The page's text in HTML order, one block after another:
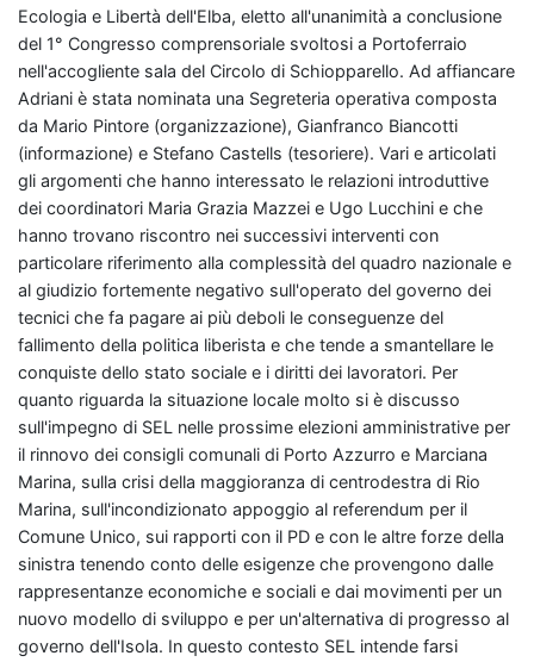
Ecologia e Libertà dell'Elba, eletto all'unanimità a conclusione
del 1° Congresso comprensoriale svoltosi a Portoferraio
nell'accogliente sala del Circolo di Schiopparello. Ad affiancare
Adriani è stata nominata una Segreteria operativa composta
da Mario Pintore (organizzazione), Gianfranco Biancotti
(informazione) e Stefano Castells (tesoriere). Vari e articolati
gli argomenti che hanno interessato le relazioni introduttive
dei coordinatori Maria Grazia Mazzei e Ugo Lucchini e che
hanno trovano riscontro nei successivi interventi con
particolare riferimento alla complessità del quadro nazionale e
al giudizio fortemente negativo sull'operato del governo dei
tecnici che fa pagare ai più deboli le conseguenze del
fallimento della politica liberista e che tende a smantellare le
conquiste dello stato sociale e i diritti dei lavoratori. Per
quanto riguarda la situazione locale molto si è discusso
sull'impegno di SEL nelle prossime elezioni amministrative per
il rinnovo dei consigli comunali di Porto Azzurro e Marciana
Marina, sulla crisi della maggioranza di centrodestra di Rio
Marina, sull'incondizionato appoggio al referendum per il
Comune Unico, sui rapporti con il PD e con le altre forze della
sinistra tenendo conto delle esigenze che provengono dalle
rappresentanze economiche e sociali e dai movimenti per un
nuovo modello di sviluppo e per un'alternativa di progresso al
governo dell'Isola. In questo contesto SEL intende farsi